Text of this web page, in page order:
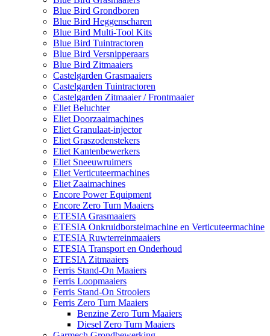
Blue Bird Grondboren
Blue Bird Heggenscharen
Blue Bird Multi-Tool Kits
Blue Bird Tuintractoren
Blue Bird Versnipperaars
Blue Bird Zitmaaiers
Castelgarden Grasmaaiers
Castelgarden Tuintractoren
Castelgarden Zitmaaier / Frontmaaier
Eliet Beluchter
Eliet Doorzaaimachines
Eliet Granulaat-injector
Eliet Graszodenstekers
Eliet Kantenbewerkers
Eliet Sneeuwruimers
Eliet Verticuteermachines
Eliet Zaaimachines
Encore Power Equipment
Encore Zero Turn Maaiers
ETESIA Grasmaaiers
ETESIA Onkruidborstelmachine en Verticuteermachine
ETESIA Ruwterreinmaaiers
ETESIA Transport en Onderhoud
ETESIA Zitmaaiers
Ferris Stand-On Maaiers
Ferris Loopmaaiers
Ferris Stand-On Strooiers
Ferris Zero Turn Maaiers
Benzine Zero Turn Maaiers
Diesel Zero Turn Maaiers